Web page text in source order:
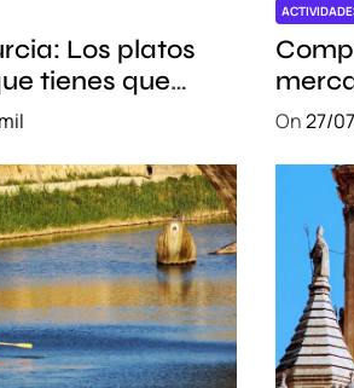
Los platos
tienes que
On27/